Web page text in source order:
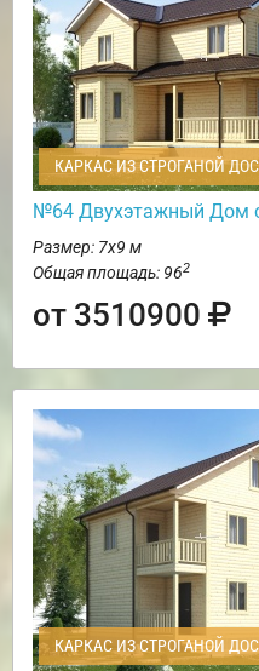
КАРКАС ИЗ СТРОГАНОЙ
№64 Двухэтажный Дом
Размер: 7х9 м
Общая площадь: 962
от 3510900
КАРКАС ИЗ СТРОГАНОЙ